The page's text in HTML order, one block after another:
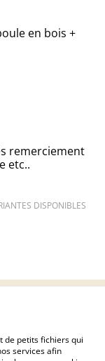
en bois +
remerciement
etc..
DISPONIBLES
de cookies
de petits fichiers qui
services afin